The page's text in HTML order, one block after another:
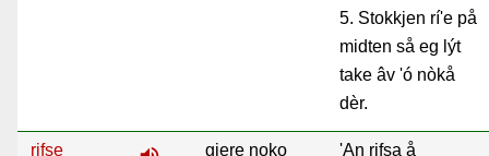
5. Stokkjen rí'e på
midten så eg lýt
take âv 'ó nòkå
dèr.
rifse
gjere noko
'An rifsa å